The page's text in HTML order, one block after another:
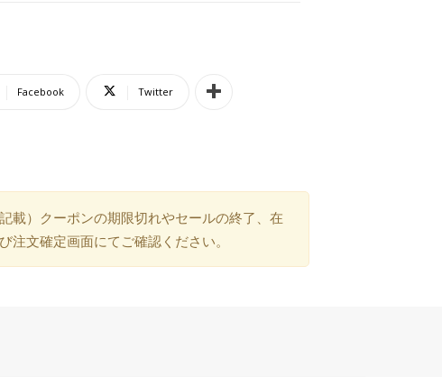
Facebook Twitter
載）クーポンの期限切れやセールの終了、在
文確定画面にてご確認ください。